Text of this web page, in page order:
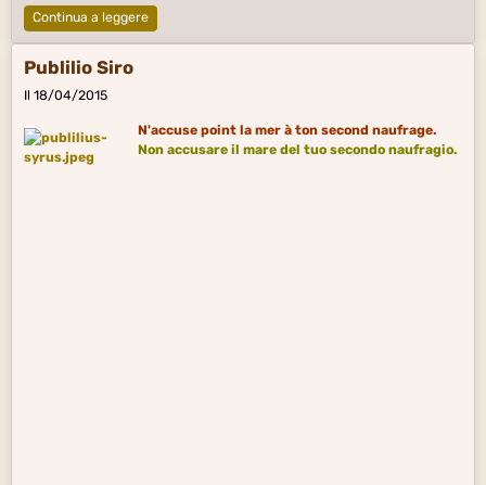
Continua a leggere
Publilio Siro
Il 18/04/2015
N'accuse point la mer à ton second naufrage.
Non accusare il mare del tuo secondo naufragio.